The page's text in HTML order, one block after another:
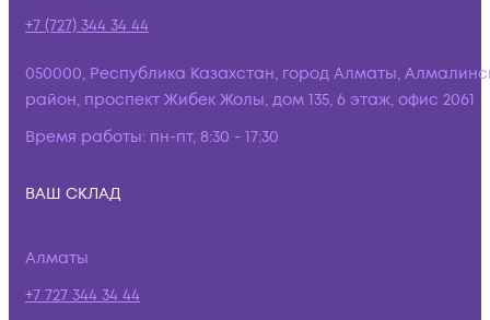
+7 (727) 344 34 44
050000, Республика Казахстан, город Алматы,
район, проспект Жибек Жолы, дом 135, 6 этаж, офис 2061
Время работы: пн-пт, 8:30 - 17:30
ВАШ СКЛАД
Алматы
+7 727 344 34 44